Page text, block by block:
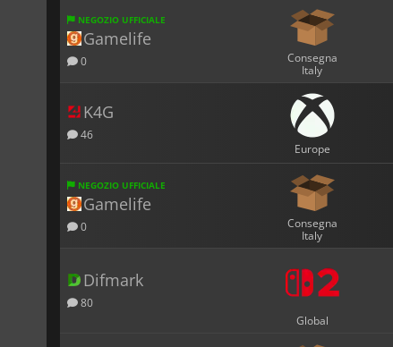
NEGOZIO UFFICIALE
Gamelife
0
Consegna
Italy
K4G
46
Europe
NEGOZIO UFFICIALE
Gamelife
0
Consegna
Italy
Difmark
80
Global